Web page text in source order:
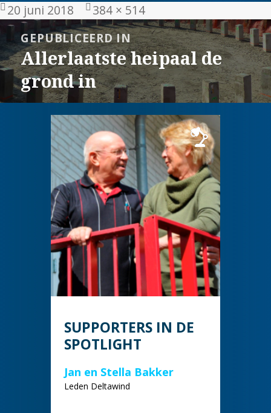
Geplaatst
op
20 juni 2018
Volledige
grootte
384 × 514
Bericht
navigatieGEPUBLICEERD IN
Allerlaatste heipaal de
grond in
SUPPORTERS IN DE
SPOTLIGHT
Jan en Stella Bakker
Leden Deltawind